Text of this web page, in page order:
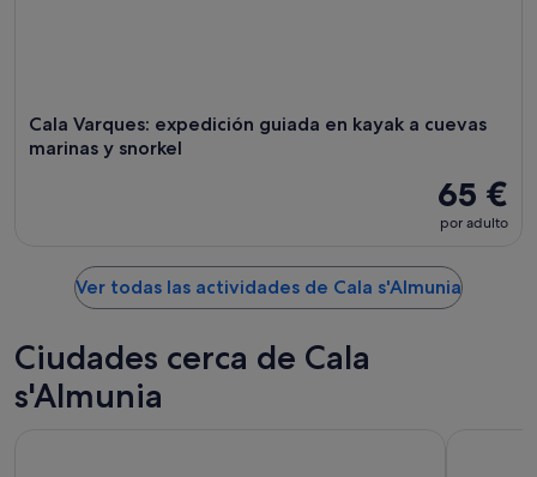
Cala Varques: expedición guiada en kayak a cuevas
marinas y snorkel
65 €
por adulto
Ver todas las actividades de Cala s'Almunia
Ciudades cerca de Cala
s'Almunia